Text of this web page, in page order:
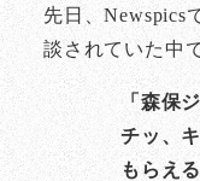
先日、Newspics
談されていた中
「森保
チッ、
もらえ